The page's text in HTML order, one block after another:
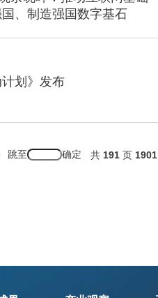
、制造强国数字基石
计划》发布
跳至 共 191页1901